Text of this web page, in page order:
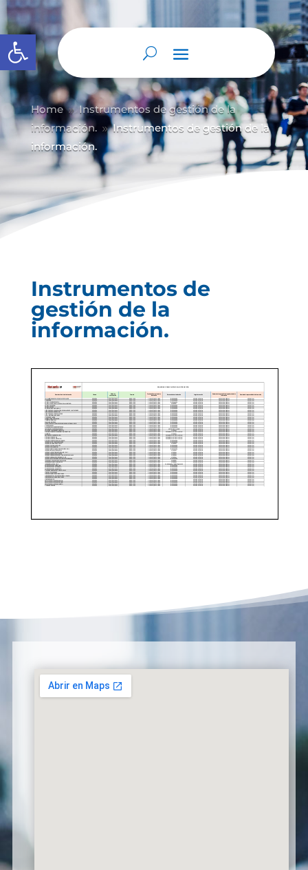
Abrir barra de herramientas
Home 9 Instrumentos de gestión de la
información. 9 Instrumentos de gestión de la
información.
Instrumentos de
gestión de la
información.